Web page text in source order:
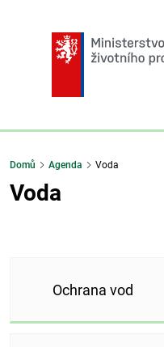
Domů Agenda Voda
Voda
Ochrana vod